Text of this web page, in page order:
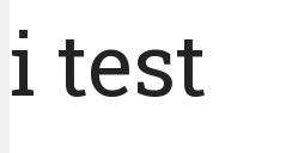
i test